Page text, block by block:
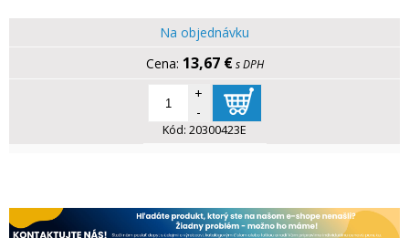
Na objednávku
13,67 € s DPH
+
-
Kód: 20300423E